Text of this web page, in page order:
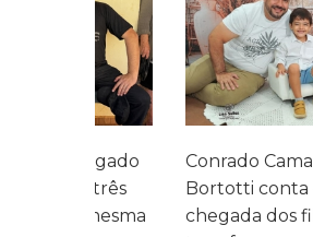
Conrado Camargo Garcia
Bortotti conta como a
chegada dos filhos